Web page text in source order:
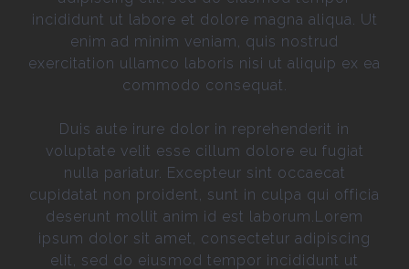
incididunt ut labore et dolore magna aliqua. Ut
enim ad minim veniam, quis nostrud
exercitation ullamco laboris nisi ut aliquip ex ea
commodo consequat.
Duis aute irure dolor in reprehenderit in
voluptate velit esse cillum dolore eu fugiat
nulla pariatur. Excepteur sint occaecat
cupidatat non proident, sunt in culpa qui officia
deserunt mollit anim id est laborum.Lorem
ipsum dolor sit amet, consectetur adipiscing
elit, sed do eiusmod tempor incididunt ut